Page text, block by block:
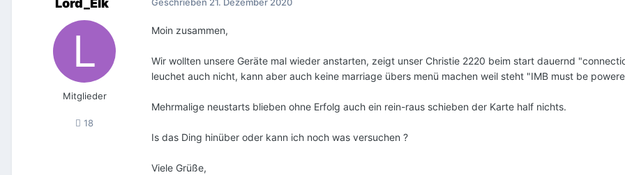
Lord_Elk
Mitglieder
18
Moin zusammen,
Wir wollten unsere Geräte mal wieder anstarten, zeigt unser Christie 2220 beim start dauernd
leuchet auch nicht, kann aber auch keine marriage übers menü machen weil steht "IMB must be
Mehrmalige neustarts blieben ohne Erfolg auch ein rein-raus schieben der Karte half nichts.
Is das Ding hinüber oder kann ich noch was versuchen ?
Viele Grüße,